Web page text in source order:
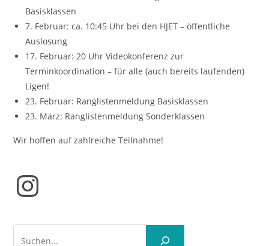
Basisklassen
7. Februar: ca. 10:45 Uhr bei den HJET – öffentliche
Auslosung
17. Februar: 20 Uhr Videokonferenz zur
Terminkoordination – für alle (auch bereits laufenden)
Ligen!
23. Februar: Ranglistenmeldung Basisklassen
23. März: Ranglistenmeldung Sonderklassen
Wir hoffen auf zahlreiche Teilnahme!
Instagram